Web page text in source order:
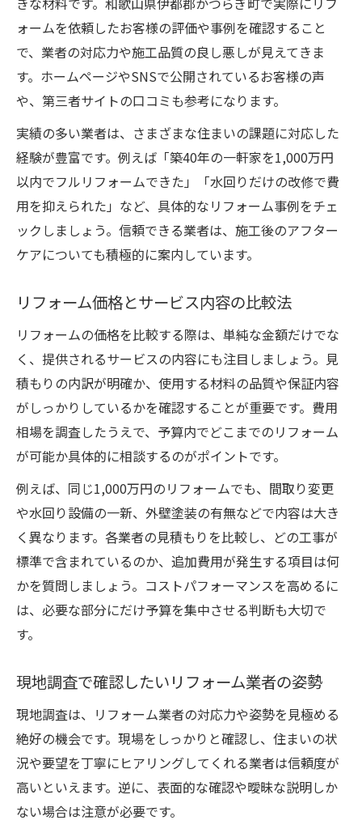
ォームを依頼したお客様の評価や事例を確認すること
で、業者の対応力や施工品質の良し悪しが見えてきま
す。ホームページやSNSで公開されているお客様の声
や、第三者サイトの口コミも参考になります。
実績の多い業者は、さまざまな住まいの課題に対応した
経験が豊富です。例えば「築40年の一軒家を1,000万円
以内でフルリフォームできた」「水回りだけの改修で費
用を抑えられた」など、具体的なリフォーム事例をチェ
ックしましょう。信頼できる業者は、施工後のアフター
ケアについても積極的に案内しています。
リフォーム価格とサービス内容の比較法
リフォームの価格を比較する際は、単純な金額だけでな
く、提供されるサービスの内容にも注目しましょう。見
積もりの内訳が明確か、使用する材料の品質や保証内容
がしっかりしているかを確認することが重要です。費用
相場を調査したうえで、予算内でどこまでのリフォーム
が可能か具体的に相談するのがポイントです。
例えば、同じ1,000万円のリフォームでも、間取り変更
や水回り設備の一新、外壁塗装の有無などで内容は大き
く異なります。各業者の見積もりを比較し、どの工事が
標準で含まれているのか、追加費用が発生する項目は何
かを質問しましょう。コストパフォーマンスを高めるに
は、必要な部分にだけ予算を集中させる判断も大切で
す。
現地調査で確認したいリフォーム業者の姿勢
現地調査は、リフォーム業者の対応力や姿勢を見極める
絶好の機会です。現場をしっかりと確認し、住まいの状
況や要望を丁寧にヒアリングしてくれる業者は信頼度が
高いといえます。逆に、表面的な確認や曖昧な説明しか
ない場合は注意が必要です。